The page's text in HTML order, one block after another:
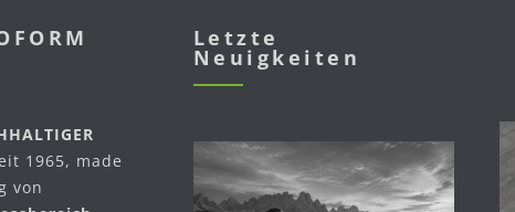
1965, made
von
Letzte
Neuigkeiten